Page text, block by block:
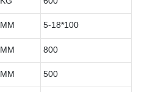
MM 5-18*100
MM 800
MM 500